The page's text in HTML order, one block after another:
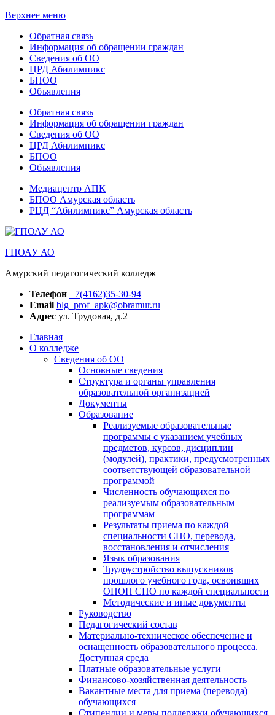
Верхнее меню
Обратная связь
Информация об обращении граждан
Сведения об ОО
ЦРД Абилимпикс
БПОО
Объявления
Обратная связь
Информация об обращении граждан
Сведения об ОО
ЦРД Абилимпикс
БПОО
Объявления
Медиацентр АПК
БПОО Амурская область
РЦД “Абилимпикс” Амурская область
ГПОАУ АО
Амурский педагогический колледж
Телефон +7(4162)35-30-94
Email blg_prof_apk@obramur.ru
Адрес ул. Трудовая, д.2
Главная
О колледже
Сведения об ОО
Основные сведения
Структура и органы управления
образовательной организацией
Документы
Образование
Реализуемые образовательные
программы с указанием учебных
предметов, курсов, дисциплин
(модулей), практики, предусмотренных
соответствующей образовательной
программой
Численность обучающихся по
реализуемым образовательным
программам
Результаты приема по каждой
специальности СПО, перевода,
восстановления и отчисления
Язык образования
Трудоустройство выпускников
прошлого учебного года, освоивших
ОПОП СПО по каждой специальности
Методические и иные документы
Руководство
Педагогический состав
Материально-техническое обеспечение и
оснащенность образовательного процесса.
Доступная среда
Платные образовательные услуги
Финансово-хозяйственная деятельность
Вакантные места для приема (перевода)
обучающихся
Стипендии и меры поддержки обучающихся